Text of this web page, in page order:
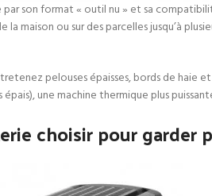
par son format « outil nu » et sa
la maison ou sur des parcelles jusqu’à
pelouses épaisses, bords de haie
épais), une machine thermique plus
choisir pour garder